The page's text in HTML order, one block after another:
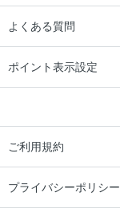
よくある質問
ポイント表示設定
ご利用規約
プライバシーポリシー